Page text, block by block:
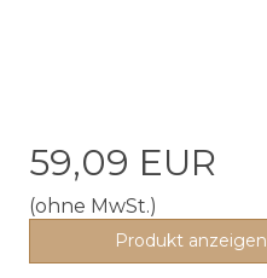
59,09 EUR
(ohne MwSt.)
Produkt anzeigen